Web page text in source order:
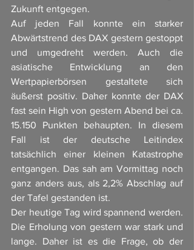
Zukunft entgegen.
Auf jeden Fall konnte ein starker
Abwärtstrend des DAX gestern gestoppt
und umgedreht werden. Auch die
asiatische Entwicklung an den
Wertpapierbörsen gestaltete sich
äußerst positiv. Daher konnte der DAX
fast sein High von gestern Abend bei ca.
15.150 Punkten behaupten. In diesem
Fall ist der deutsche Leitindex
tatsächlich einer kleinen Katastrophe
entgangen. Das sah am Vormittag noch
ganz anders aus, als 2,2% Abschlag auf
der Tafel gestanden ist.
Der heutige Tag wird spannend werden.
Die Erholung von gestern war stark und
lange. Daher ist es die Frage, ob der